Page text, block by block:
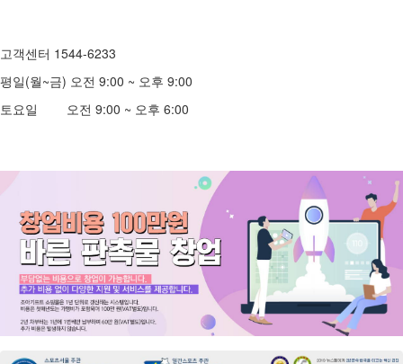
고객센터 1544-6233
평일(월~금) 오전 9:00 ~ 오후 9:00
토요일 오전 9:00 ~ 오후 6:00